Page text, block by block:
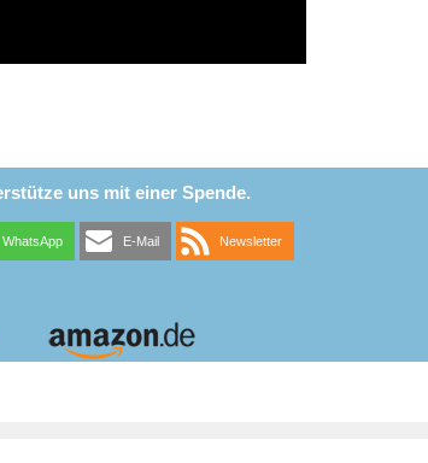
uns mit einer Spende.
WhatsApp E-Mail Newsletter